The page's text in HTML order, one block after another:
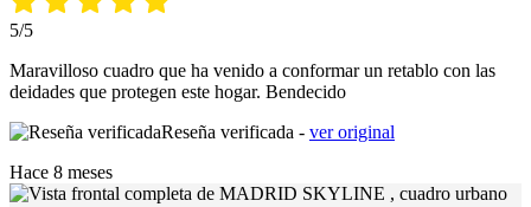
5/5
Maravilloso cuadro que ha venido a conformar un retablo con las
deidades que protegen este hogar. Bendecido
Reseña verificada - ver original
Hace 8 meses